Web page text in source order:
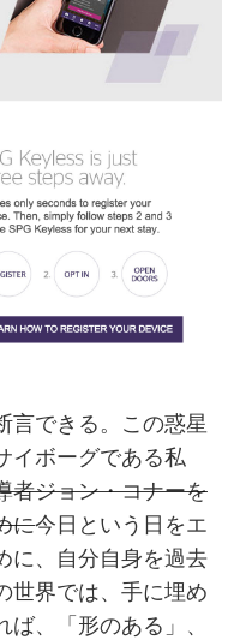
言できる。この惑星
イボーグである私
者ジョン・コナーを
に今日という日をエ
に、自分自身を過去
世界では、手に埋め
、「形のある」、